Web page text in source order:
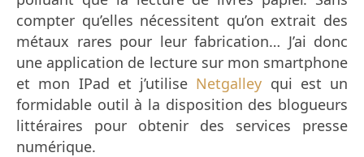
compter qu’elles nécessitent qu’on extrait des
métaux rares pour leur fabrication… J’ai donc
une application de lecture sur mon smartphone
et mon IPad et j’utilise Netgalley qui est un
formidable outil à la disposition des blogueurs
littéraires pour obtenir des services presse
numérique.